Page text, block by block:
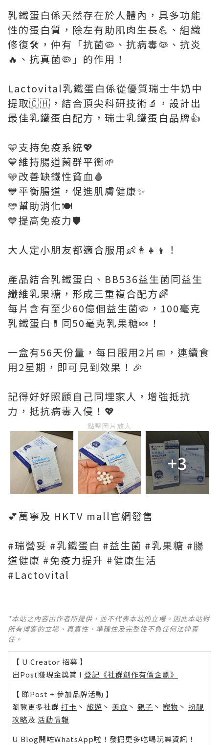
乳鐵蛋白係天然存在於人體內，具多功能
性的蛋白質，除左有助肌肉生長💪、組織
修復🛠️，仲有「抗菌🦠、抗病毒🦠、抗炎
🔥、抗真菌🦠」的作用！
Lactovital乳鐵蛋白係從優質瑞士牛奶中
提取🇨🇭，結合頂尖科研技術🔬，設計出
最佳乳鐵蛋白配方，瑞士乳鐵蛋白品牌👍
🩵支持免疫系統💖
💙維持腸道菌群平衡🌱
🩵改善缺鐵性貧血🩸
💙平衡腸道，促進肌膚健康✨
🩵幫助消化🍽️
💙提高免疫力🛡️
大人定小朋友都適合服用👶👩‍👧‍👦！
產品結合乳鐵蛋白、BB536益生菌同益生
纖維乳果糖，形成三重複合配方🌈
每片含有至少60億個益生菌🦠，100毫克
乳鐵蛋白💊同50毫克乳果糖🍬！
一盒有56天份量，每日服用2片📅，連續食
用2星期，即可見到效果！🎉
記得好好照顧自己同埋家人，增強抵抗
力，抵抗病毒入侵！💖
點擊圖片放大
+3
💕萬寧及 HKTV mall官網發售
#瑞營妥 #乳鐵蛋白 #益生菌 #乳果糖 #腸
道健康 #免疫力提升 #健康生活
#Lactovital
*本站之內容由作者所提供，並不代表本站的立場。因此本站對
所有博客的立場、真實性、準確性及完整性不負任何法律責
任。
【 U Creator 招募 】
出Post賺現金獎賞 l 登記《社群創作有價企劃》
【 睇Post + 參加品牌活動 】
瀏覽更多社群 打卡 丶 旅遊 丶 美食 丶 親子 丶 寵物 丶 扮靚
攻略及 活動情報
U Blog開咗WhatsApp啦！發掘更多吃喝玩樂資訊！